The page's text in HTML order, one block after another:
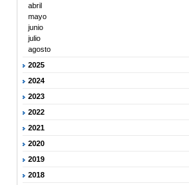
abril
mayo
junio
julio
agosto
2025
2024
2023
2022
2021
2020
2019
2018